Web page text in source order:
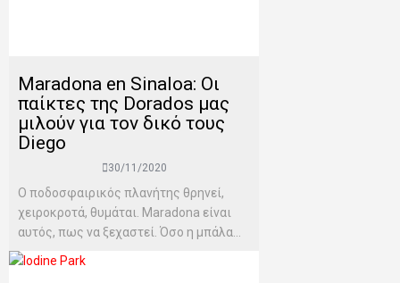
Maradona en Sinaloa: Οι
παίκτες της Dorados μας
μιλούν για τον δικό τους
Diego
30/11/2020
Ο ποδοσφαιρικός πλανήτης θρηνεί,
χειροκροτά, θυμάται. Maradona είναι
αυτός, πως να ξεχαστεί. Όσο η μπάλα...